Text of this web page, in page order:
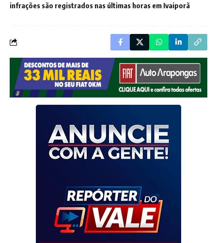
infrações são registrados nas últimas horas em Ivaiporã